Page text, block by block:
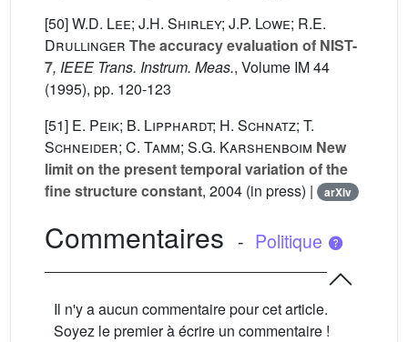
[50]W.D. Lee; J.H. Shirley; J.P. Lowe; R.E.
Drullinger The accuracy evaluation of NIST-
7, IEEE Trans. Instrum. Meas., Volume IM 44
(1995), pp. 120-123
[51] E. Peik; B. Lipphardt; H. Schnatz; T.
Schneider; C. Tamm; S.G. Karshenboim New
limit on the present temporal variation of the
fine structure constant, 2004 (in press) | arXiv
Commentaires - Politique
Il n'y a aucun commentaire pour cet article.
Soyez le premier à écrire un commentaire !